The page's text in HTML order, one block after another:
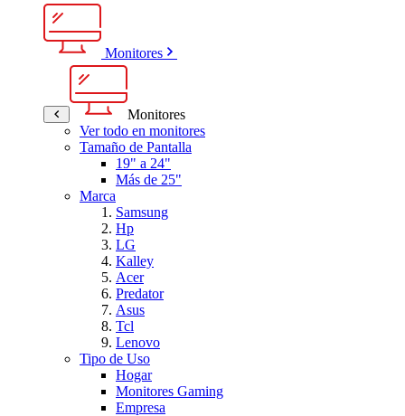
Monitores
Monitores
Ver todo en monitores
Tamaño de Pantalla
19" a 24"
Más de 25"
Marca
Samsung
Hp
LG
Kalley
Acer
Predator
Asus
Tcl
Lenovo
Tipo de Uso
Hogar
Monitores Gaming
Empresa